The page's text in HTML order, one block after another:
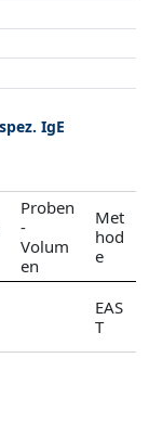
IgE
Proben
-
Volum
en
Met
hod
e
EAS
T